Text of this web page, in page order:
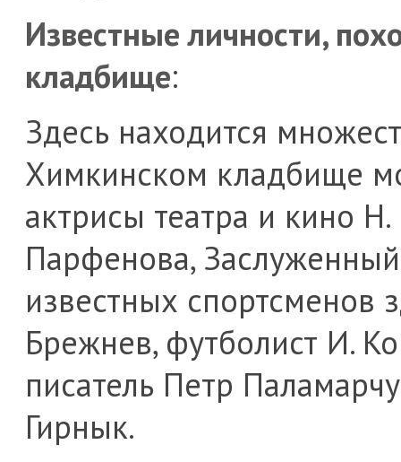
Известные личности,
кладбище:
Здесь находится
Химкинском кладбище
актрисы театра и кино
Парфенова,
известных спортсменов
Брежнев, футболист И.
писатель Петр
Гирнык.